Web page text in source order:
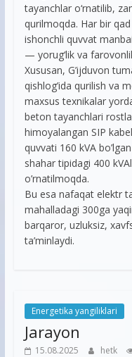
tayanchlar o‘rnatilib,
qurilmoqda. Har bir
ishonchli quvvat
— yorug‘lik va
Xususan, G’ijduvon
qishlog’ida qurilish va
maxsus texnikalar
beton tayanchlari
himoyalangan SIP
quvvati 160 kVA
shahar tipidagi 400
o’rnatilmoqda.
Bu esa nafaqat elektr
mahalladagi 300ga
barqaror, uzluksiz,
ta’minlaydi.
Energetika yangiliklari
Jarayon
15.08.2025 hetk